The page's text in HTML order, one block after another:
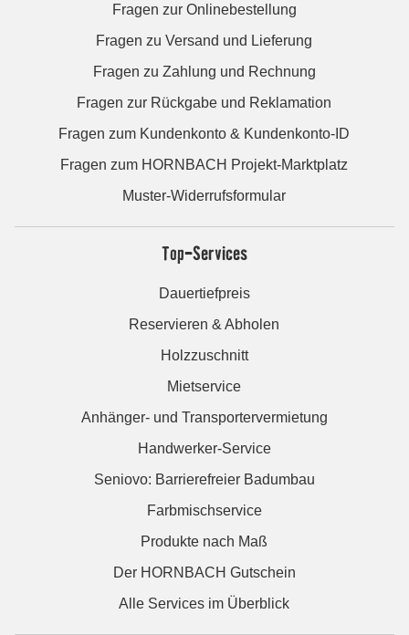
Fragen zur Onlinebestellung
Fragen zu Versand und Lieferung
Fragen zu Zahlung und Rechnung
Fragen zur Rückgabe und Reklamation
Fragen zum Kundenkonto & Kundenkonto-ID
Fragen zum HORNBACH Projekt-Marktplatz
Muster-Widerrufsformular
Top-Services
Dauertiefpreis
Reservieren & Abholen
Holzzuschnitt
Mietservice
Anhänger- und Transportervermietung
Handwerker-Service
Seniovo: Barrierefreier Badumbau
Farbmischservice
Produkte nach Maß
Der HORNBACH Gutschein
Alle Services im Überblick